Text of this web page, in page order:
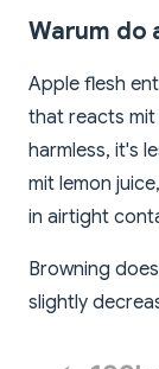
Warum do
Apple flesh
that reacts mit
harmless, it's
mit lemon
in airtight
Browning
slightly